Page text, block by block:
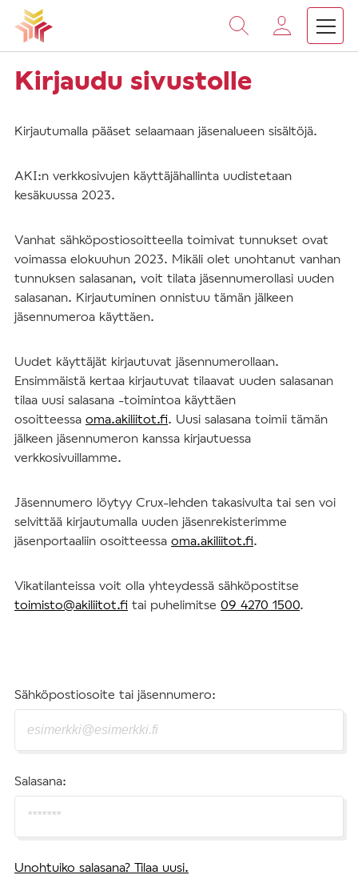
Vieritä
sisältöön
Kirjaudu sivustolle
Kirjautumalla pääset selaamaan jäsenalueen sisältöjä.
AKI:n verkkosivujen käyttäjähallinta uudistetaan
kesäkuussa 2023.
Vanhat sähköpostiosoitteella toimivat tunnukset ovat
voimassa elokuuhun 2023. Mikäli olet unohtanut vanhan
tunnuksen salasanan, voit tilata jäsennumerollasi uuden
salasanan. Kirjautuminen onnistuu tämän jälkeen
jäsennumeroa käyttäen.
Uudet käyttäjät kirjautuvat jäsennumerollaan.
Ensimmäistä kertaa kirjautuvat tilaavat uuden salasanan
tilaa uusi salasana -toimintoa käyttäen
osoitteessa oma.akiliitot.fi. Uusi salasana toimii tämän
jälkeen jäsennumeron kanssa kirjautuessa
verkkosivuillamme.
Jäsennumero löytyy Crux-lehden takasivulta tai sen voi
selvittää kirjautumalla uuden jäsenrekisterimme
jäsenportaaliin osoitteessa oma.akiliitot.fi.
Vikatilanteissa voit olla yhteydessä sähköpostitse
toimisto@akiliitot.fi tai puhelimitse 09 4270 1500.
Sähköpostiosoite tai jäsennumero:
Salasana:
Unohtuiko salasana? Tilaa uusi.